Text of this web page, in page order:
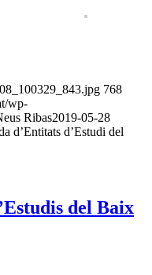
768
wp-
Ribas2019-05-28
d’Entitats d’Estudi del
del Baix